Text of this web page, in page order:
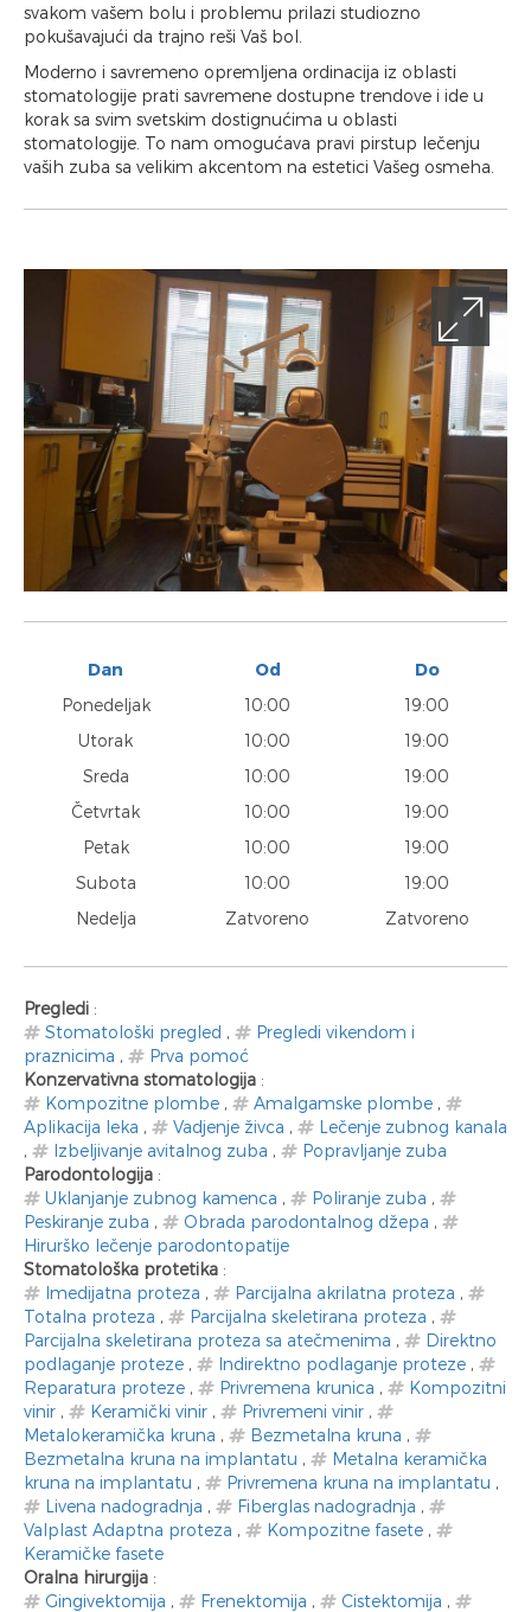
svakom vašem bolu i problemu prilazi studiozno
pokušavajući da trajno reši Vaš bol.
Moderno i savremeno opremljena ordinacija iz oblasti
stomatologije prati savremene dostupne trendove i ide u
korak sa svim svetskim dostignućima u oblasti
stomatologije. To nam omogućava pravi pirstup lečenju
vaših zuba sa velikim akcentom na estetici Vašeg osmeha.
Dan Od
Do
Ponedeljak
10:00
19:00
Utorak
10:00
19:00
Sreda
10:00
19:00
Četvrtak
10:00
19:00
Petak
10:00
19:00
Subota
10:00
19:00
Nedelja
Zatvoreno Zatvoreno
Pregledi :
Stomatološki pregled ,
Pregledi vikendom i
praznicima ,
Prva pomoć
Konzervativna stomatologija :
Kompozitne plombe , Amalgamske plombe ,
Aplikacija leka , Vadjenje živca ,
Lečenje zubnog kanala
,
Izbeljivanje avitalnog zuba ,
Popravljanje zuba
Parodontologija :
Uklanjanje zubnog kamenca , Poliranje zuba ,
Peskiranje zuba , Obrada parodontalnog džepa ,
Hirurško lečenje parodontopatije
Stomatološka protetika :
Imedijatna proteza , Parcijalna akrilatna proteza ,
Totalna proteza , Parcijalna skeletirana proteza ,
Parcijalna skeletirana proteza sa atečmenima ,
Direktno
podlaganje proteze , Indirektno podlaganje proteze ,
Reparatura proteze , Privremena krunica ,
Kompozitni
vinir , Keramički vinir , Privremeni vinir ,
Metalokeramička kruna , Bezmetalna kruna ,
Bezmetalna kruna na implantatu ,
Metalna keramička
kruna na implantatu , Privremena kruna na implantatu ,
Livena nadogradnja , Fiberglas nadogradnja ,
Valplast Adaptna proteza , Kompozitne fasete ,
Keramičke fasete
Oralna hirurgija :
Gingivektomija , Frenektomija , Cistektomija ,